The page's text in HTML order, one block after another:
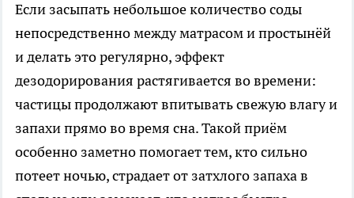
Если засыпать небольшое количество соды
непосредственно между матрасом и простынёй
и делать это регулярно, эффект
дезодорирования растягивается во времени:
частицы продолжают впитывать свежую влагу и
запахи прямо во время сна. Такой приём
особенно заметно помогает тем, кто сильно
потеет ночью, страдает от затхлого запаха в